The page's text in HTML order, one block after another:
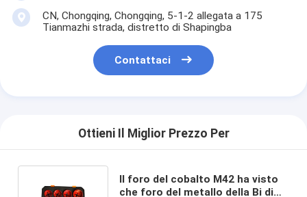
CN, Chongqing, Chongqing, 5-1-2 allegata a 175
Tianmazhi strada, distretto di Shapingba
Contattaci
Ottieni Il Miglior Prezzo Per
Il foro del cobalto M42 ha visto
che foro del metallo della Bi di